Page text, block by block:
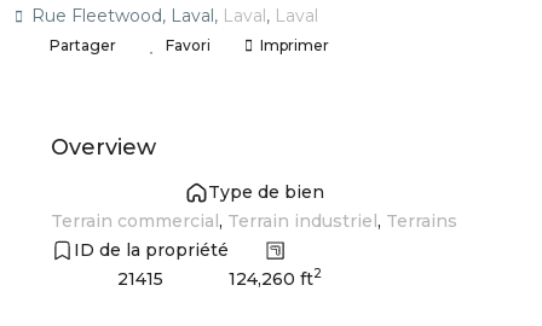
Rue Fleetwood, Laval, Laval, Laval
Partager Favori Imprimer
Overview
Type de bien
Terrain commercial, Terrain industriel, Terrains
ID de la propriété
21415
124,260 ft2